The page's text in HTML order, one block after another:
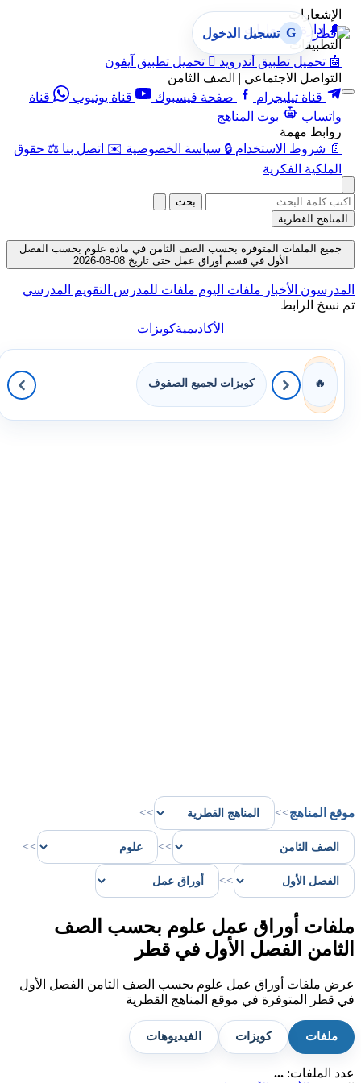
الإشعارات
🔔 إدارة الإشعارات
التطبيقات
🤖 تحميل تطبيق أندرويد  تحميل تطبيق آيفون
التواصل الاجتماعي | الصف الثامن
قناة تيليجرام
صفحة فيسبوك قناة يوتيوب
قناة
واتساب
بوت المناهج
روابط مهمة
📄 شروط الاستخدام 🔒 سياسة الخصوصية ✉️ اتصل بنا ⚖️ حقوق
الملكية الفكرية
G تسجيل الدخول
بحث
المناهج القطرية
جميع الملفات المتوفرة بحسب الصف الثامن في مادة علوم بحسب الفصل
الأول في قسم أوراق عمل حتى تاريخ 08-08-2026
المدرسون الأخبار ملفات اليوم ملفات للمدرس التقويم المدرسي
تم نسخ الرابط
الأكاديميةكويزات
🔥 كويزات لجميع الصفوف
موقع المناهج>>
>>
>>
>>
>>
ملفات أوراق عمل علوم بحسب الصف
الثامن الفصل الأول في قطر
عرض ملفات أوراق عمل علوم بحسب الصف الثامن الفصل الأول
في قطر المتوفرة في موقع المناهج القطرية
ملفات كويزات الفيديوهات
عدد الملفات: ...